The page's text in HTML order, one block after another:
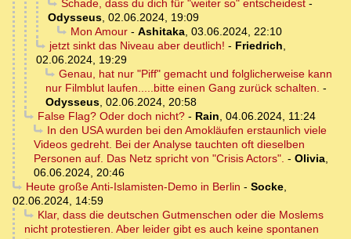
Schade, dass du dich für "weiter so" entscheidest-
Odysseus, 02.06.2024, 19:09
Mon Amour- Ashitaka, 03.06.2024, 22:10
jetzt sinkt das Niveau aber deutlich! - Friedrich,
02.06.2024, 19:29
Genau, hat nur "Piff" gemacht und folglicherweise kann
nur Filmblut laufen.....bitte einen Gang zurück schalten. -
Odysseus, 02.06.2024, 20:58
False Flag? Oder doch nicht?- Rain, 04.06.2024, 11:24
In den USA wurden bei den Amokläufen erstaunlich viele
Videos gedreht. Bei der Analyse tauchten oft dieselben
Personen auf. Das Netz spricht von "Crisis Actors". - Olivia,
06.06.2024, 20:46
Heute große Anti-Islamisten-Demo in Berlin - Socke,
02.06.2024, 14:59
Klar, dass die deutschen Gutmenschen oder die Moslems
nicht protestieren. Aber leider gibt es auch keine spontanen